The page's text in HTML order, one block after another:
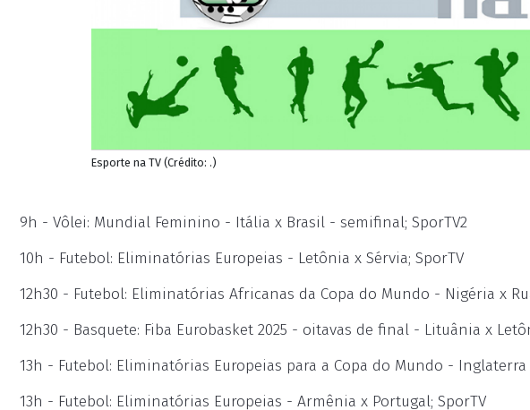
Esporte na TV (Crédito: .)
9h - Vôlei: Mundial Feminino - Itália x Brasil - semifinal; SporTV2
10h - Futebol: Eliminatórias Europeias - Letônia x Sérvia; SporTV
12h30 - Futebol: Eliminatórias Africanas da Copa do Mundo - Nigéria x
12h30 - Basquete: Fiba Eurobasket 2025 - oitavas de final - Lituânia x
13h - Futebol: Eliminatórias Europeias para a Copa do Mundo - Inglaterra
13h - Futebol: Eliminatórias Europeias - Armênia x Portugal; SporTV